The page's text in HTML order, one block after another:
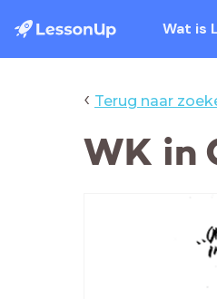
Wat is
‹ Terug naar
WK in